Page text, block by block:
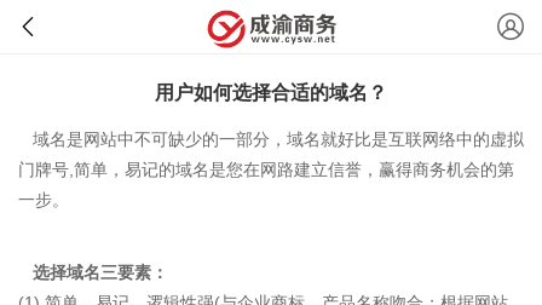
用户如何选择合适的域名？
域名是网站中不可缺少的一部分，域名就好比是互联网络中的虚拟
门牌号,简单，易记的域名是您在网路建立信誉，赢得商务机会的第
一步。
选择域名三要素：